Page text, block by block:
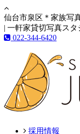
仙台市泉区＊家族写
| 一軒家貸切写真スタ
022-344-6420
採用情報